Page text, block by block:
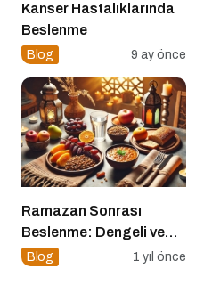
Kanser Hastalıklarında
Beslenme
Blog 9 ay önce
Ramazan Sonrası
Beslenme: Dengeli ve
Sağlıklı Bir Geçiş İçin
Blog 1 yıl önce